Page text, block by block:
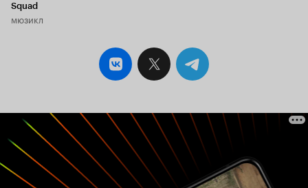
Squad
мюзикл